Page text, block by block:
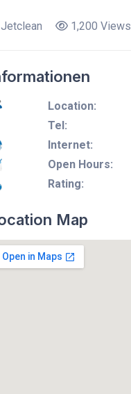
1,200 Views
Location:
Tel:
Internet:
Open Hours:
Rating:
Map